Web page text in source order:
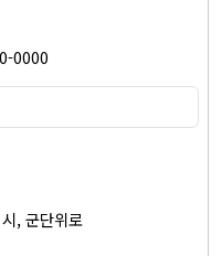
0000
, 군단위로